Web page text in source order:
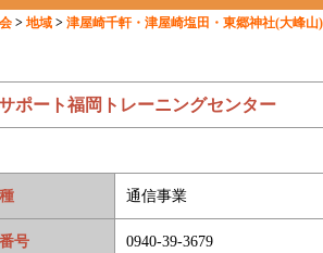
> 地域 > 津屋崎千軒・津屋崎塩田・東郷神社(大峰山
ポート福岡トレーニングセンター
通信事業
号 0940-39-3679